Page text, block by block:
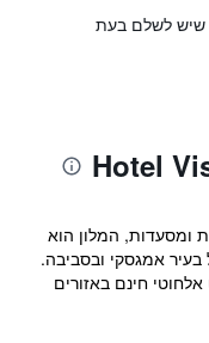
שיש לשלם בעת
ומסעדות, המלון הוא
בעיר אמגסקי ובסביבה.
אלחוטי חינם באזורים